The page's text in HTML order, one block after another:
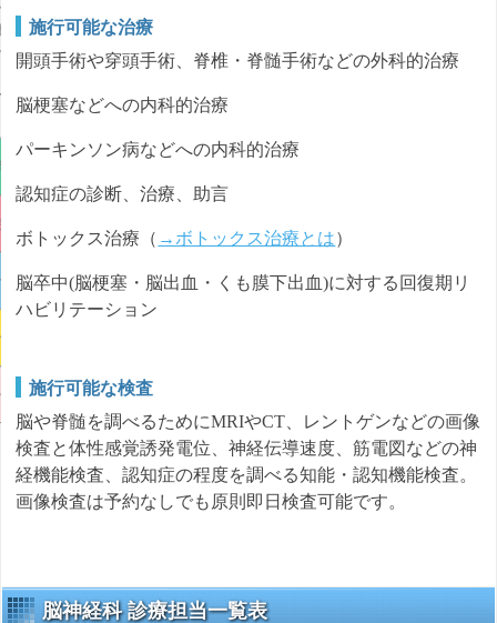
関の方
組み
会
プ
施行可能な治療
開頭手術や穿頭手術、脊椎・脊髄手術などの外科的治療
脳梗塞などへの内科的治療
パーキンソン病などへの内科的治療
認知症の診断、治療、助言
ボトックス治療（ →ボトックス治療とは）
脳卒中(脳梗塞・脳出血・くも膜下出血)に対する回復期リ
ハビリテーション
施行可能な検査
脳や脊髄を調べるためにMRIやCT、レントゲンなどの画像
検査と体性感覚誘発電位、神経伝導速度、筋電図などの神
経機能検査、認知症の程度を調べる知能・認知機能検査。
画像検査は予約なしでも原則即日検査可能です。
脳神経科 診療担当一覧表